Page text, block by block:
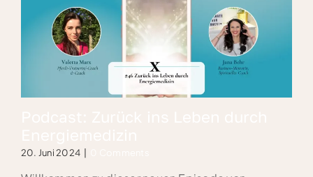
20. Juni 2024